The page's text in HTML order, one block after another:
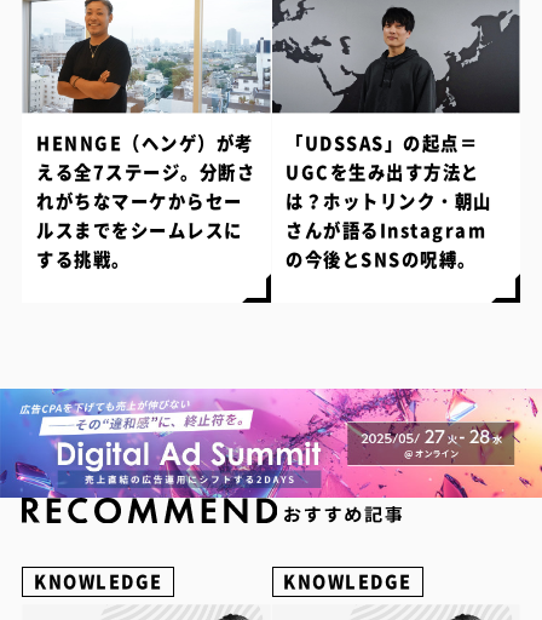
HENNGE（ヘンゲ）が考
える全7ステージ。分断さ
れがちなマーケからセー
ルスまでをシームレスに
する挑戦。
「UDSSAS」の起点＝
UGCを生み出す方法と
は？ホットリンク・朝山
さんが語るInstagram
の今後とSNSの呪縛。
KNOWLEDGE KNOWLEDGE